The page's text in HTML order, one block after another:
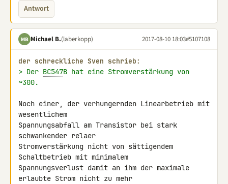
Antwort
MB Michael B.(laberkopp) 2017-08-10 18:03#5107108
der schreckliche Sven schrieb:
> Der BC547B hat eine Stromverstärkung von
~300.
Noch einer, der verhungernden Linearbetrieb mit
wesentlichem
Spannungsabfall am Transistor bei stark
schwankender relaer
Stromverstärkung nicht von sättigendem
Schaltbetrieb mit minimalem
Spannungsverlust damit an ihm der maximale
erlaubte Strom nicht zu mehr